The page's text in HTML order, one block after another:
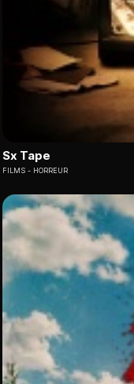
Sx Tape
FILMS HORREUR